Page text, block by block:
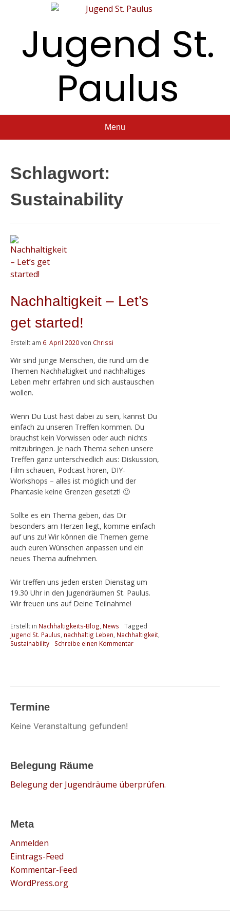
Jugend St.
Paulus
Menu
Schlagwort:
Sustainability
Nachhaltigkeit – Let’s
get started!
Erstellt am 6. April 2020von Chrissi
Wir sind junge Menschen, die rund um die
Themen Nachhaltigkeit und nachhaltiges
Leben mehr erfahren und sich austauschen
wollen.
Wenn Du Lust hast dabei zu sein, kannst Du
einfach zu unseren Treffen kommen. Du
brauchst kein Vorwissen oder auch nichts
mitzubringen. Je nach Thema sehen unsere
Treffen ganz unterschiedlich aus: Diskussion,
Film schauen, Podcast hören, DIY-
Workshops – alles ist möglich und der
Phantasie keine Grenzen gesetzt! 🙂
Sollte es ein Thema geben, das Dir
besonders am Herzen liegt, komme einfach
auf uns zu! Wir können die Themen gerne
auch euren Wünschen anpassen und ein
neues Thema aufnehmen.
Wir treffen uns jeden ersten Dienstag um
19.30 Uhr in den Jugendräumen St. Paulus.
Wir freuen uns auf Deine Teilnahme!
Erstellt in Nachhaltigkeits-Blog News
Tagged
Jugend St. Paulus nachhaltig Leben Nachhaltigkeit
Sustainability
Schreibe einen Kommentar
Termine
Keine Veranstaltung gefunden!
Belegung Räume
Belegung der Jugendräume überprüfen.
Meta
Anmelden
Eintrags-Feed
Kommentar-Feed
WordPress.org